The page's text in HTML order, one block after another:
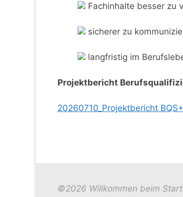
Fachinhalte besser zu
sicherer zu
langfristig im
Projektbericht
20260710_Projektbericht BQS+
©2026 Willkommen beim